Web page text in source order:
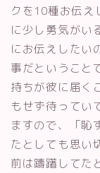
クを10種お伝え
に少し勇気がい
にお伝えしたい
事だということ
持ちが彼に届く
もせず待ってい
ますので、「恥
たとしても思い
前は躊躇してた